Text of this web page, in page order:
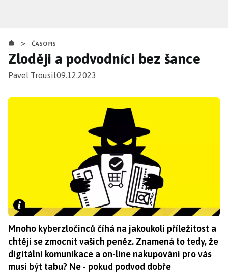
obsahu
> ČASOPIS
Zloději a podvodníci bez šance
Pavel Trousil09.12.2023
Mnoho kyberzločinců číhá na jakoukoli příležitost a
chtějí se zmocnit vašich peněz. Znamená to tedy, že
digitální komunikace a on-line nakupování pro vás
musí být tabu? Ne - pokud podvod dobře